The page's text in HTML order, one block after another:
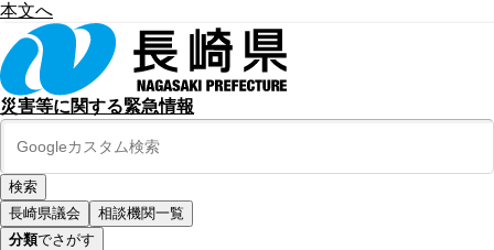
本文へ
災害等に関する緊急情報
長崎県議会
相談機関一覧
分類でさがす